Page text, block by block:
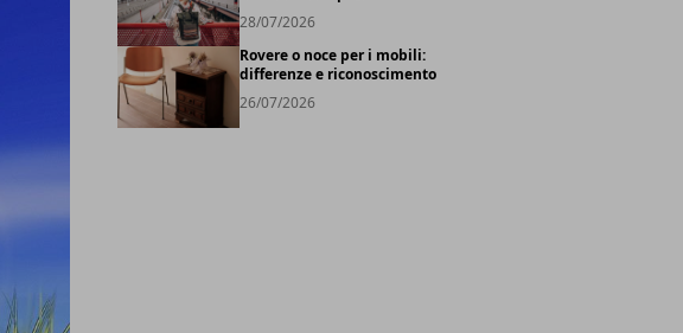
28/07/2026
Rovere o noce per i mobili:
differenze e riconoscimento
26/07/2026